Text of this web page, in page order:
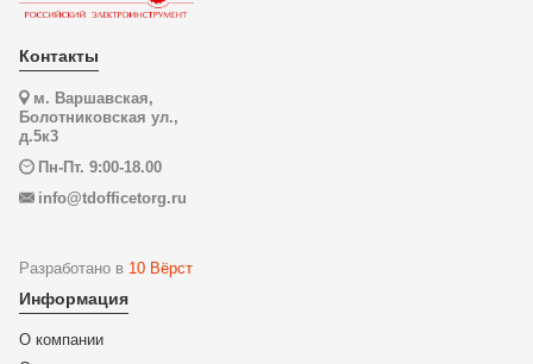
Контакты
м. Варшавская,
Болотниковская ул.,
д.5к3
Пн-Пт. 9:00-18.00
info@tdofficetorg.ru
Разработано в 10 Вёрст
Информация
О компании